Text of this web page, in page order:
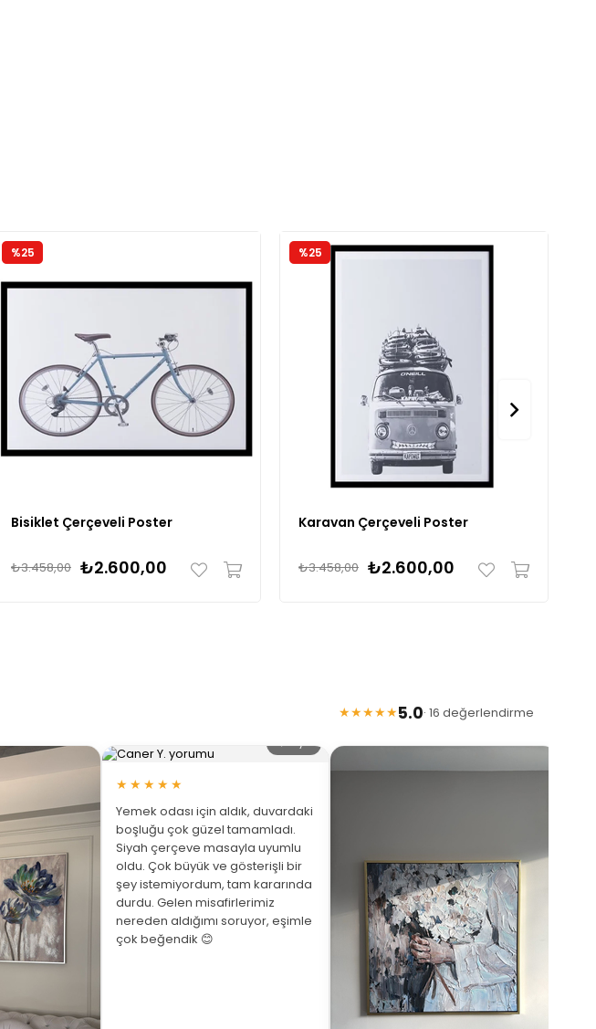
Bisiklet Çerçeveli Poster
₺2.600,00
₺3.458,00
%25
Karavan Çerçeveli Poster
₺2.600,00
₺3.458,00
%25
★★★★★5.0· 16 değerlendirme
★★★★★
Yemek odası için aldık, duvardaki
boşluğu çok güzel tamamladı.
Siyah çerçeve masayla uyumlu
oldu. Çok büyük ve gösterişli bir
şey istemiyordum, tam kararında
durdu. Gelen misafirlerimiz
nereden aldığımı soruyor, eşimle
çok beğendik 😊